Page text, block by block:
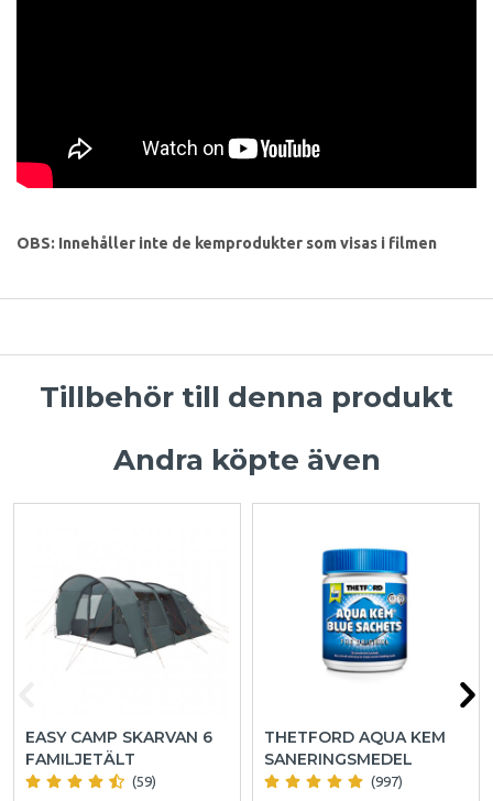
OBS: Innehåller inte de kemprodukter som visas i filmen
Tillbehör till denna produkt
Andra köpte även
EASY CAMP SKARVAN 6
FAMILJETÄLT
(59)
THETFORD AQUA KEM
SANERINGSMEDEL
(997)